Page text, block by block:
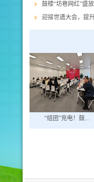
鼓楼“坊巷网红”盛放
迎接世遗大会，提
“组团”充电！鼓...